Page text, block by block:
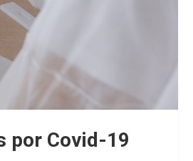
por Covid-19